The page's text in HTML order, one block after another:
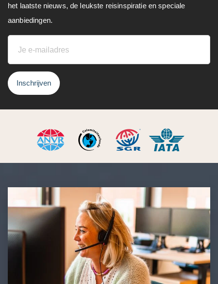
het laatste nieuws, de leukste reisinspiratie en speciale
aanbiedingen.
Inschrijven